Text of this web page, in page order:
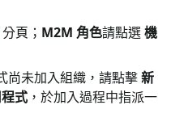
分頁； M2M 角色請點選機
尚未加入組織，請點擊新
式 ，於加入過程中指派一